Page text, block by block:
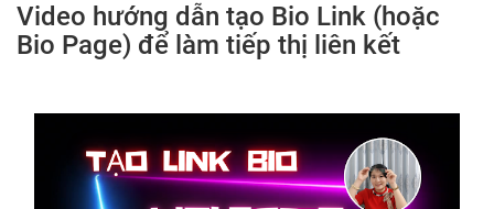
Video hướng dẫn tạo Bio Link (hoặc
Bio Page) để làm tiếp thị liên kết